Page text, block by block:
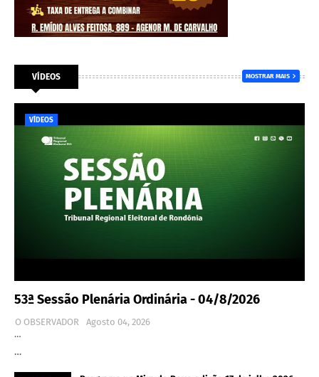
VÍDEOS MOSTRAR MAIS
VÍDEOS
53ª Sessão Plenária Ordinária - 04/8/2026
O OBSERVADOR
Agosto 04, 2026
…
…